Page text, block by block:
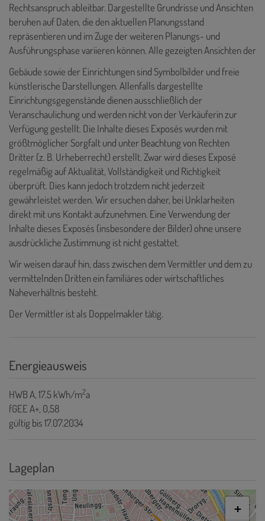
Rechtsanspruch ableitbar. Dargestellte Grundrisse und Ansichten
beruhen auf Daten, die den aktuellen Planungsstand
repräsentieren und im Zuge der weiteren Planungs- und
Ausführungsphase variieren können. Alle gezeigten Ansichten der
Gebäude sowie der Einrichtungen sind Symbolbilder und freie
künstlerische Darstellungen. Allenfalls dargestellte
Einrichtungsgegenstände dienen ausschließlich der
Veranschaulichung und werden nicht von der Verkäuferin zur
Verfügung gestellt. Die Inhalte dieses Exposéswurden mit
größtmöglicher Sorgfalt und unter Beachtung von Rechten
Dritter (z. B. Urheberrecht) erstellt. Zwar wird dieses Exposé
regelmäßig auf Aktualität, Vollständigkeit und Richtigkeit
überprüft. Dies kann jedoch trotzdem nicht jederzeit
gewährleistet werden. Wir ersuchen daher, bei Unklarheiten
direkt mit uns Kontakt aufzunehmen. Eine Verwendung der
Inhalte dieses Exposés (insbesondere der Bilder) ohne unsere
ausdrückliche Zustimmung ist nicht gestattet.
Wir weisen darauf hin, dass zwischen dem Vermittler und dem zu
vermittelnden Dritten ein familiäres oder wirtschaftliches
Naheverhältnis besteht.
Der Vermittler ist als Doppelmakler tätig.
Energieausweis
HWBA, 17.5 kWh/m2a
fGEEA+, 0,58
gültig bis17.07.2034
Lageplan
+